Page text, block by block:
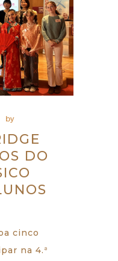
by
DO
cinco
na 4.ª